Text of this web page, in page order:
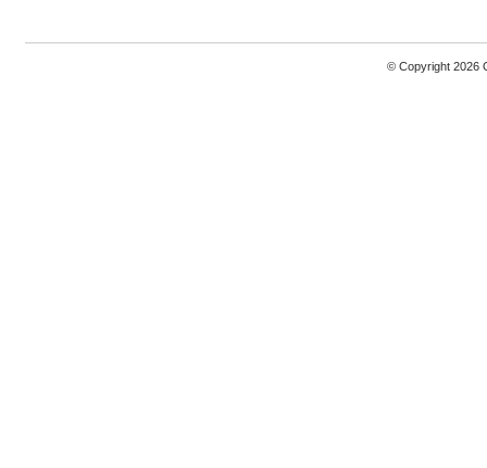
© Copyright 2026